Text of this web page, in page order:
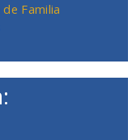
Familia